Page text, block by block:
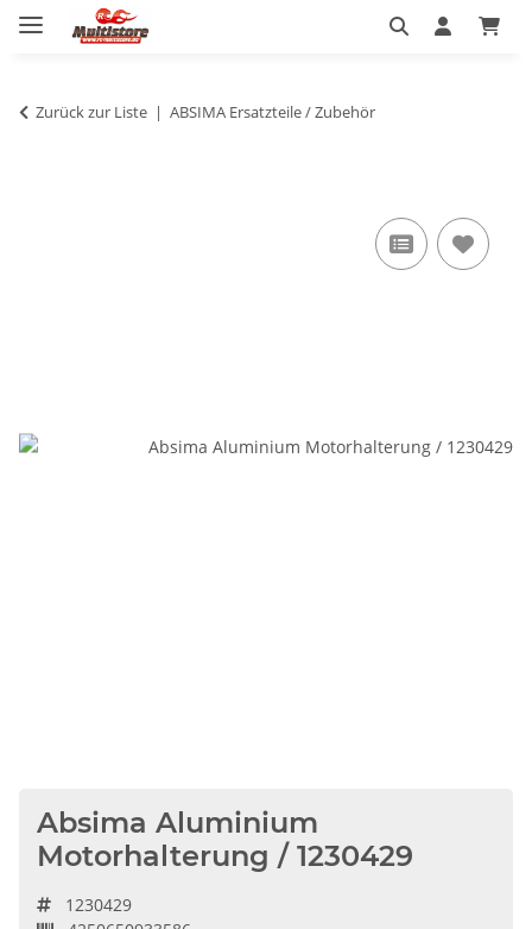
Zurück zur Liste ABSIMA Ersatzteile / Zubehör
Absima Aluminium
Motorhalterung / 1230429
1230429